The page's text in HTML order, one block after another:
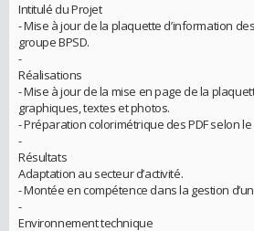
Intitulé du Projet
- Mise à jour de la plaquette d’information
groupe BPSD.
-
Réalisations
- Mise à jour de la mise en page de la
graphiques, textes et photos.
- Préparation colorimétrique des PDF selon le
-
Résultats
Adaptation au secteur d’activité.
- Montée en compétence dans la gestion
-
Environnement technique